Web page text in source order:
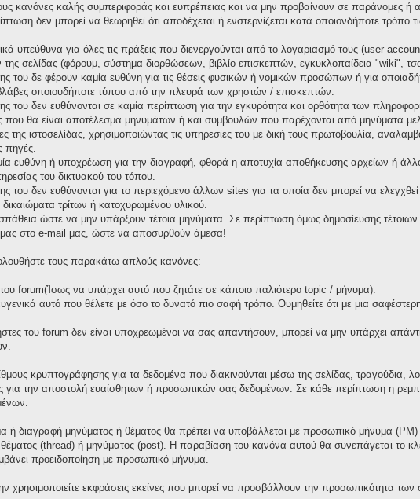
κανόνες καλής συμπεριφοράς και ευπρέπειας και να μην προβαίνουν σε παράνομες ή
δεν μπορεί να θεωρηθεί ότι αποδέχεται ή ενστερνίζεται κατά οποιονδήποτε
υπεύθυνα για όλες τις πράξεις που διενεργούνται από το λογαριασμό τους (user
της σελίδας (φόρουμ, σύστημα διορθώσεων, βιβλίο επισκεπτών, εγκυκλοπαίδεια "wiki",
του δε φέρουν καμία ευθύνη για τις θέσεις φυσικών ή νομικών προσώπων ή για
οποιουδήποτε τύπου από την πλευρά των χρηστών / επισκεπτών.
του δεν ευθύνονται σε καμία περίπτωση για την εγκυρότητα και ορθότητα των
που θα είναι αποτέλεσμα μηνυμάτων ή και συμβουλών που παρέχονται από μηνύματα
της ιστοσελίδας, χρησιμοποιώντας τις υπηρεσίες του με δική τους πρωτοβουλία,
πηγές.
ευθύνη ή υποχρέωση για την διαγραφή, φθορά η αποτυχία αποθήκευσης αρχείων ή άλλου
του δικτυακού του τόπου.
του δεν ευθύνονται για το περιεχόμενο άλλων sites για τα οποία δεν μπορεί να
τρίτων ή κατοχυρωμένου υλικού.
ώστε να μην υπάρξουν τέτοια μηνύματα. Σε περίπτωση όμως δημοσίευσης
μας στο e-mail μας, ώστε να αποσυρθούν άμεσα!
τους παρακάτω απλούς κανόνες:
forum(Ίσως να υπάρχει αυτό που ζητάτε σε κάποιο παλιότερο topic / μήνυμα).
αυτό που θέλετε με όσο το δυνατό πιο σαφή τρόπο. Θυμηθείτε ότι με μια
του forum δεν είναι υποχρεωμένοι να σας απαντήσουν, μπορεί να μην υπάρχει
κρυπτογράφησης για τα δεδομένα που διακινούνται μέσω της σελίδας,
για την αποστολή ευαίσθητων ή προσωπικών σας δεδομένων. Σε κάθε περίπτωση η
ή διαγραφή μηνύματος ή θέματος θα πρέπει να υποβάλλεται με προσωπικό μήνυμα (PM)
θέματος (thread) ή μηνύματος (post). Η παραβίαση του κανόνα αυτού θα συνεπάγεται το
προειδοποίηση με προσωπικό μήνυμα.
χρησιμοποιείτε εκφράσεις εκείνες που μπορεί να προσβάλλουν την προσωπικότητα των